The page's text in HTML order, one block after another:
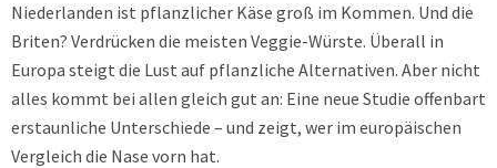
Niederlanden ist pflanzlicher Käse groß im Kommen. Und die
Briten? Verdrücken die meisten Veggie-Würste. Überall in
Europa steigt die Lust auf pflanzliche Alternativen. Aber nicht
alles kommt bei allen gleich gut an: Eine neue Studie offenbart
erstaunliche Unterschiede – und zeigt, wer im europäischen
Vergleich die Nase vorn hat.